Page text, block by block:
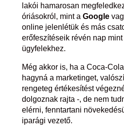
lakói hamarosan
óriásokról, mint a Google
online jelenlétük és más
erőfeszítéseik révén nap
ügyfelekhez.
Még akkor is, ha a Coca-
hagyná a marketinget,
rengeteg értékesítést
dolgoznak rajta -, de nem
elérni, fenntartani
iparági vezető.